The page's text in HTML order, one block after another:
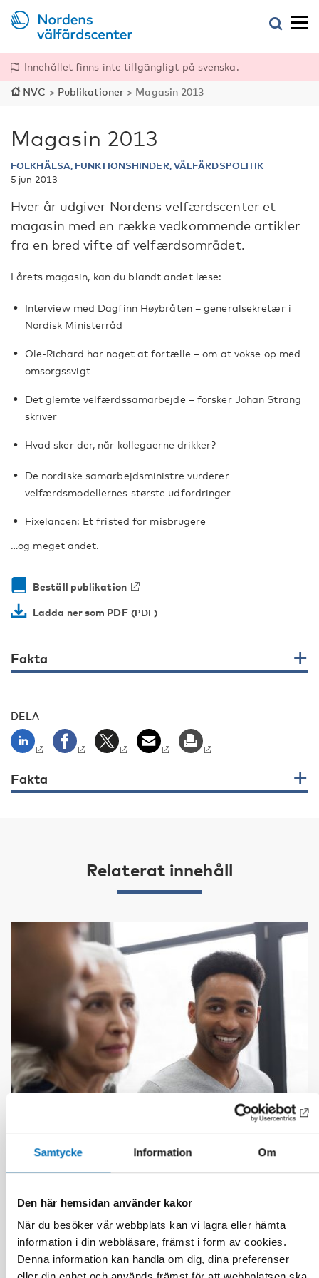
Samtycke Information Om
Den här hemsidan använder kakor
När du besöker vår webbplats kan vi lagra eller hämta
information i din webbläsare, främst i form av cookies.
Denna information kan handla om dig, dina preferenser
Innehållet finns inte tillgängligt på svenska.
NVC > Publikationer > Magasin 2013
Magasin 2013
FOLKHÄLSA, FUNKTIONSHINDER, VÄLFÄRDSPOLITIK
5 jun 2013
Hver år udgiver Nordens velfærdscenter et
magasin med en række vedkommende artikler
fra en bred vifte af velfærdsområdet.
I årets magasin, kan du blandt andet læse:
Interview med Dagfinn Høybråten – generalsekretær i
Nordisk Ministerråd
Ole-Richard har noget at fortælle – om at vokse op med
omsorgssvigt
Det glemte velfærdssamarbejde – forsker Johan Strang
skriver
Hvad sker der, når kollegaerne drikker?
De nordiske samarbejdsministre vurderer
velfærdsmodellernes største udfordringer
Fixelancen: Et fristed for misbrugere
…og meget andet.
Beställ publikation
Ladda ner som PDF
Fakta
DELA
Fakta
Relaterat innehåll
FOLKHÄLSA
21 jan 2021
Drug Researchers’ Assembly 2021